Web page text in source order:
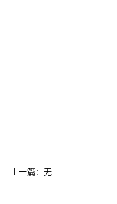
上一篇：无